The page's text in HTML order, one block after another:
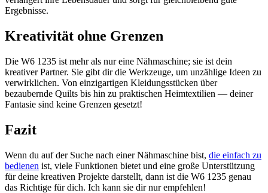
⁢Ergebnisse.
Kreativität ohne Grenzen
Die W6 1235 ist mehr als nur eine ‌Nähmaschine; sie ist dein⁣
kreativer Partner. Sie gibt dir ⁣die⁤ Werkzeuge, um unzählige ⁣Ideen zu
verwirklichen. Von einzigartigen Kleidungsstücken über ​
bezaubernde Quilts bis ​hin​ zu praktischen Heimtextilien — deiner
Fantasie sind keine Grenzen gesetzt!
Fazit
Wenn⁢ du auf der‌ Suche nach einer Nähmaschine bist, die einfach zu
bedienen ist, viele Funktionen​ bietet und‍ eine große ⁤Unterstützung
für deine kreativen Projekte ‍darstellt, dann ist die W6 1235 genau
⁣das Richtige⁣ für dich. Ich kann ​sie dir nur empfehlen!